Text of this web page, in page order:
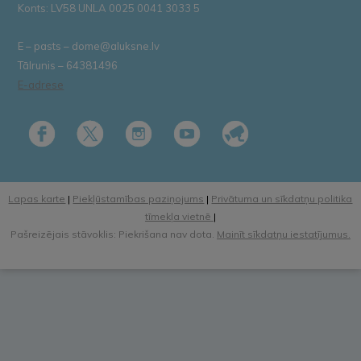
Konts: LV58 UNLA 0025 0041 3033 5
E – pasts – dome@aluksne.lv
Tālrunis – 64381496
E-adrese
Lapas karte | Piekļūstamības paziņojums | Privātuma un sīkdatņu politika
tīmekļa vietnē |
Pašreizējais stāvoklis: Piekrišana nav dota. Mainīt sīkdatņu iestatījumus.